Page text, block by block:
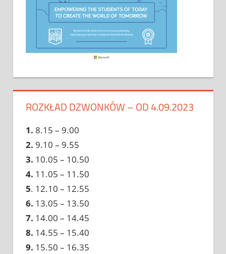
ROZKŁAD DZWONKÓW – OD 4.09.2023
1. 8.15 – 9.00
2. 9.10 – 9.55
3. 10.05 – 10.50
4. 11.05 – 11.50
5. 12.10 – 12.55
6. 13.05 – 13.50
7. 14.00 – 14.45
8. 14.55 – 15.40
9. 15.50 – 16.35